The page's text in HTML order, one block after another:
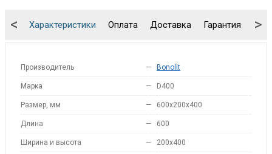
Характеристики Оплата Доставка Гарантия
< >
Производитель — Bonolit
Марка — D400
Размер, мм — 600x200x400
Длина — 600
Ширина и высота — 200x400